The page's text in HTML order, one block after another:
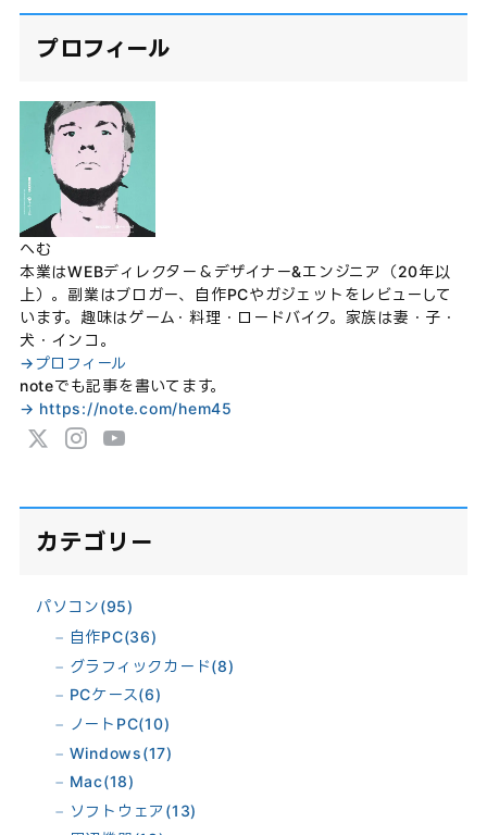
プロフィール
へむ
本業はWEBディレクター＆デザイナー&エンジニア（20年以
上）。副業はブロガー、自作PCやガジェットをレビューして
います。趣味はゲーム・料理・ロードバイク。家族は妻・子・
犬・インコ。
→プロフィール
noteでも記事を書いてます。
→ https://note.com/hem45
カテゴリー
パソコン(95)
自作PC(36)
グラフィックカード(8)
PCケース(6)
ノートPC(10)
Windows(17)
Mac(18)
ソフトウェア (13)